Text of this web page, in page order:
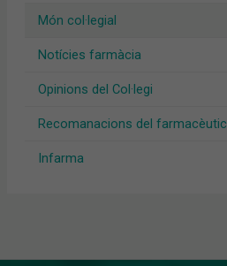
Món col·legial
Notícies farmàcia
Opinions del Col·legi
Recomanacions del farmacèutic
Infarma